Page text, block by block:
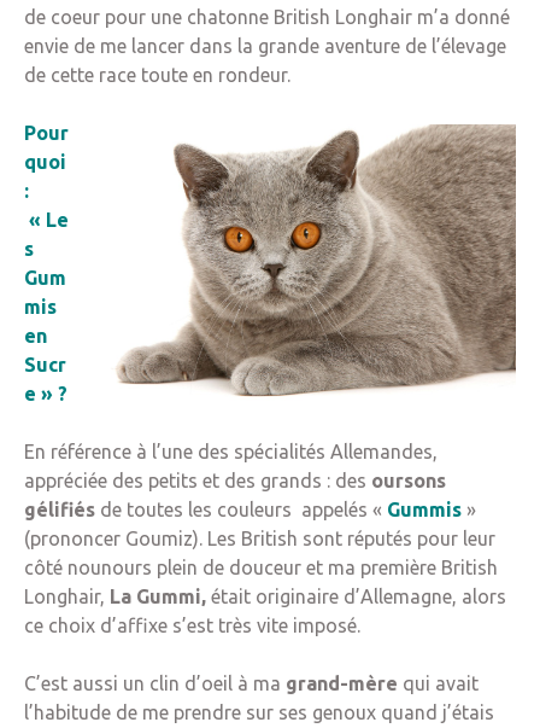
de coeur pour une chatonne British Longhair m’a donné
envie de me lancer dans la grande aventure de l’élevage
de cette race toute en rondeur.
Pour
quoi
:
« Le
s
Gum
mis
en
Sucr
e » ?
En référence à l’une des spécialités Allemandes,
appréciée des petits et des grands : des oursons
gélifiés de toutes les couleurs appelés « Gummis »
(prononcer Goumiz). Les British sont réputés pour leur
côté nounours plein de douceur et ma première British
Longhair, La Gummi, était originaire d’Allemagne, alors
ce choix d’affixe s’est très vite imposé.
C’est aussi un clin d’oeil à ma grand-mère qui avait
l’habitude de me prendre sur ses genoux quand j’étais